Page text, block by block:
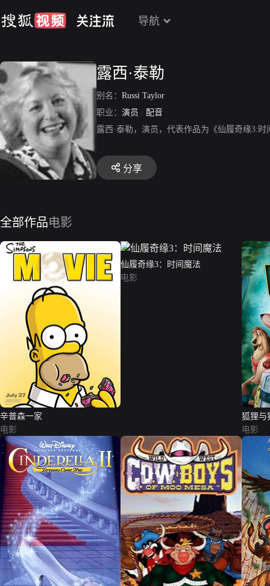
导航
露西·泰勒
别名： Russi Taylor
职业： 演员 / 配音
露西·泰勒，演员，代表作品为《仙履奇缘3:
分享
全部作品电影
辛普森一家
电影
仙履奇缘3：时间魔法
电影
狐狸与
电影